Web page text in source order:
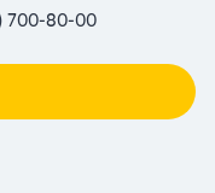
700-80-00